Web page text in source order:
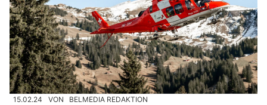
15.02.24 VON BELMEDIA REDAKTION